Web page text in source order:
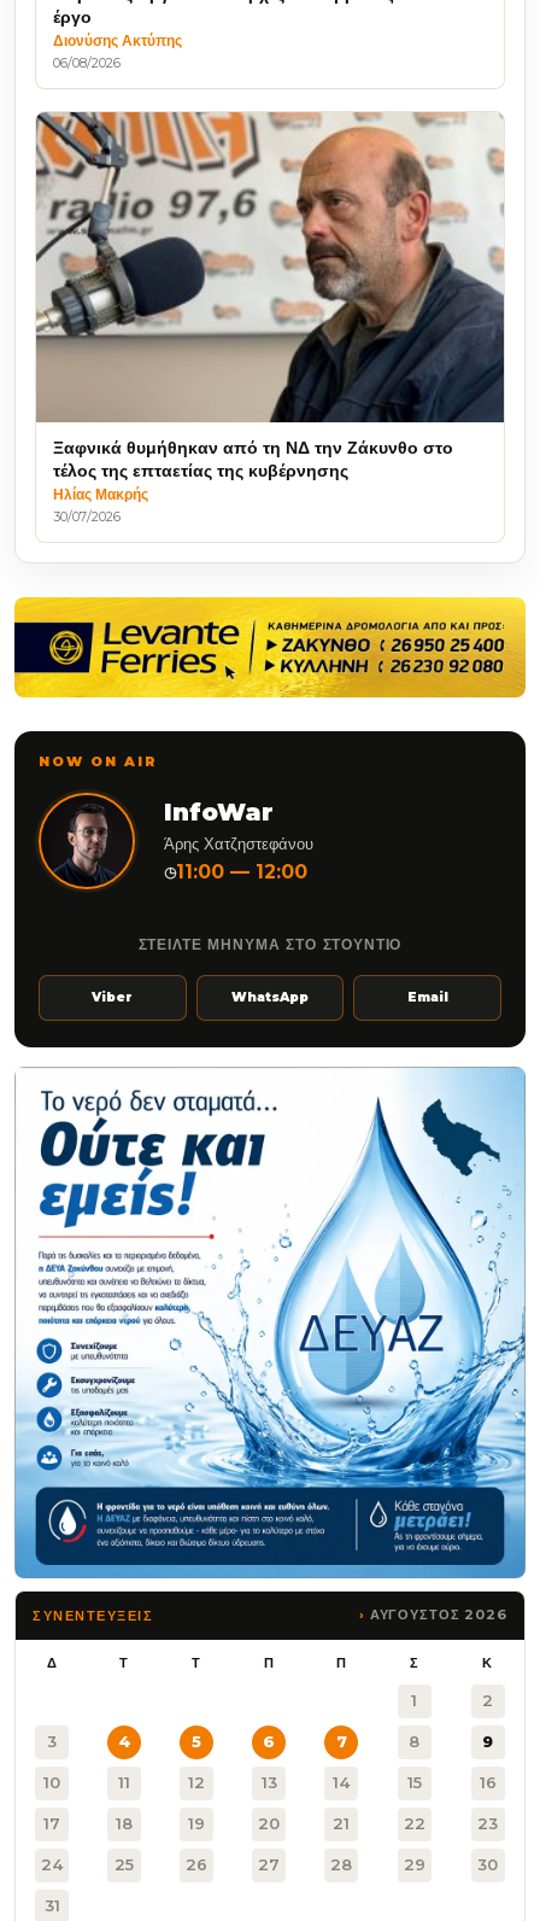
έργο
Διονύσης Ακτύπης
06/08/2026
Ξαφνικά θυμήθηκαν από τη ΝΔ την Ζάκυνθο στο
τέλος της επταετίας της κυβέρνησης
Ηλίας Μακρής
30/07/2026
NOW ON AIR
InfoWar
Άρης Χατζηστεφάνου
◷11:00 — 12:00
ΣΤΕΙΛΤΕ ΜΗΝΥΜΑ ΣΤΟ ΣΤΟΥΝΤΙΟ
Viber WhatsApp Email
ΣΥΝΕΝΤΕΥΞΕΙΣ ΑΥΓΟΥΣΤΟΣ 2026
Δ Τ Τ Π Π Σ Κ
1 2
3 4 5 6 7 8 9
10 11 12 13 14 15 16
17 18 19 20 21 22 23
24 25 26 27 28 29 30
31